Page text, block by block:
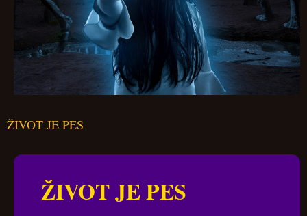
ŽIVOT JE PES
ŽIVOT JE PES